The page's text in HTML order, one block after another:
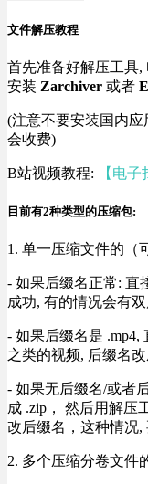
文件解压教程
首先准备好解压工具,
安装 Zarchiver 或者
(注意不要安装国内
会收费)
B站视频教程: 【电
目前有2种类型的压缩包:
1. 单一压缩文件的（
- 如果后缀名正常: 直
成功, 有的情况会有
- 如果后缀名是
之类的视频, 后缀名
- 如果无后缀名/或者
成 .zip， 然后用解压
改后缀名，这种情况,
2. 多个压缩分卷文件